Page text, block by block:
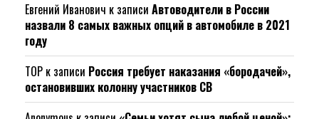
Евгений Иванович к записи Автоводители в России
назвали 8 самых важных опций в автомобиле в 2021
году
ТОР к записи Россия требует наказания «бородачей»,
остановивших колонну участников СВ